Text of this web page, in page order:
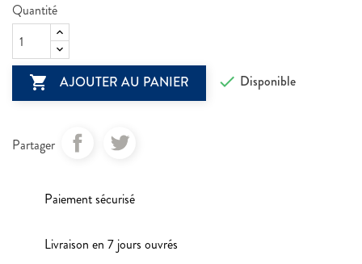
Quantité
 AJOUTER AU PANIER  Disponible
Partager
Paiement sécurisé
Livraison en 7 jours ouvrés